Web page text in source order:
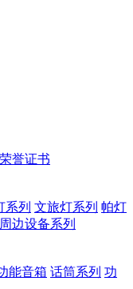
荣誉证书
系列 文旅灯系列 帕灯
周边设备系列
能音箱 话筒系列 功